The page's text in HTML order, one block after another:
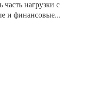
часть нагрузки с
и финансовые...